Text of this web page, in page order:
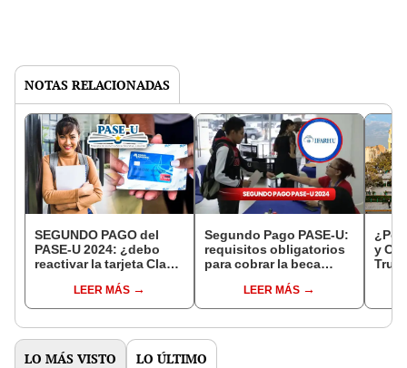
NOTAS RELACIONADAS
SEGUNDO PAGO del
PASE-U 2024: ¿debo
reactivar la tarjeta Clave
desembolso?
LEER MÁS
Segundo Pago PASE-U:
requisitos obligatorios
para cobrar la beca
activa la Tarjeta Clave
Social
LEER MÁS
¿Por
y
LO MÁS VISTO LO ÚLTIMO